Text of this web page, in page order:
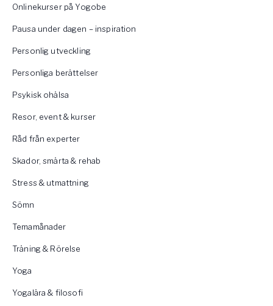
Onlinekurser på Yogobe
Pausa under dagen – inspiration
Personlig utveckling
Personliga berättelser
Psykisk ohälsa
Resor, event & kurser
Råd från experter
Skador, smärta & rehab
Stress & utmattning
Sömn
Temamånader
Träning & Rörelse
Yoga
Yogalära & filosofi